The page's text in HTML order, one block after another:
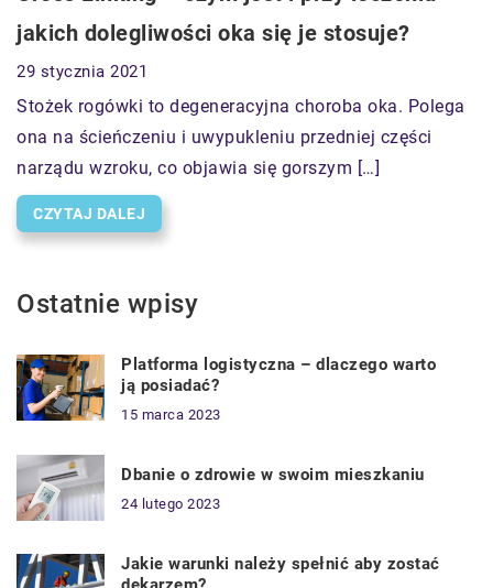
jakich dolegliwości oka się je stosuje?
29 stycznia 2021
Stożek rogówki to degeneracyjna choroba oka. Polega
ona na ścieńczeniu i uwypukleniu przedniej części
narządu wzroku, co objawia się gorszym […]
CZYTAJ DALEJ
Ostatnie wpisy
Platforma logistyczna – dlaczego warto
ją posiadać?
15 marca 2023
Dbanie o zdrowie w swoim mieszkaniu
24 lutego 2023
Jakie warunki należy spełnić aby zostać